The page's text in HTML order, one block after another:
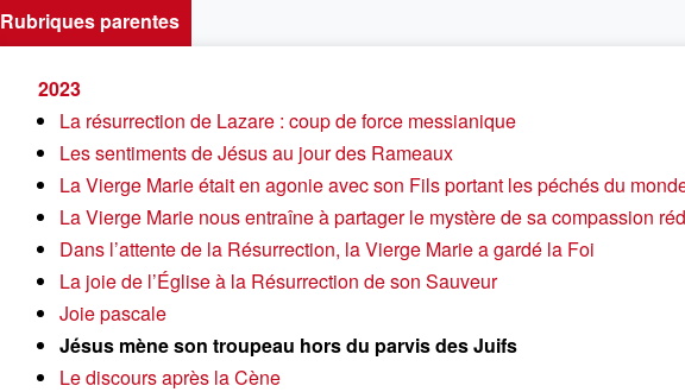
Rubriques parentes
2023
La résurrection de Lazare : coup de force messianique
Les sentiments de Jésus au jour des Rameaux
La Vierge Marie était en agonie avec son Fils portant les péchés du
La Vierge Marie nous entraîne à partager le mystère de sa compassion
Dans l’attente de la Résurrection, la Vierge Marie a gardé la Foi
La joie de l’Église à la Résurrection de son Sauveur
Joie pascale
Jésus mène son troupeau hors du parvis des Juifs
Le discours après la Cène